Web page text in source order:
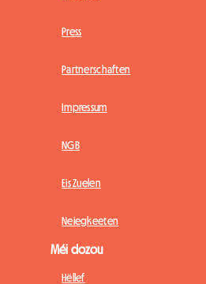
Press
Partnerschaften
Impressum
NGB
Eis Zuelen
Neiegkeeten
Méi dozou
Hëllef